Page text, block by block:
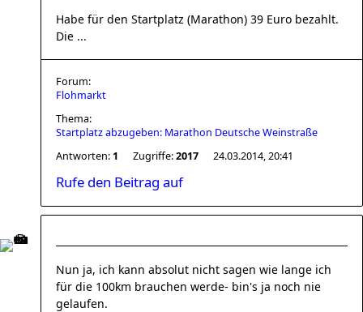
Habe für den Startplatz (Marathon) 39 Euro bezahlt.
Die ...
Forum:
Flohmarkt
Thema:
Startplatz abzugeben: Marathon Deutsche Weinstraße
Antworten: 1 Zugriffe:2017 24.03.2014, 20:41
Rufe den Beitrag auf
Nun ja, ich kann absolut nicht sagen wie lange ich
für die 100km brauchen werde- bin's ja noch nie
gelaufen.